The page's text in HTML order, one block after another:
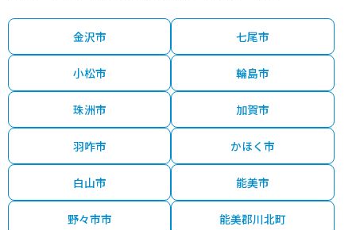
金沢市 七尾市
小松市 輪島市
珠洲市 加賀市
羽咋市 かほく市
白山市 能美市
野々市市 能美郡川北町